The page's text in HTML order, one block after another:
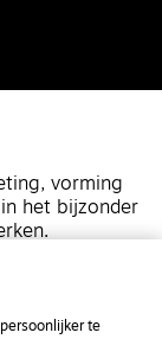
vorming
het bijzonder
te